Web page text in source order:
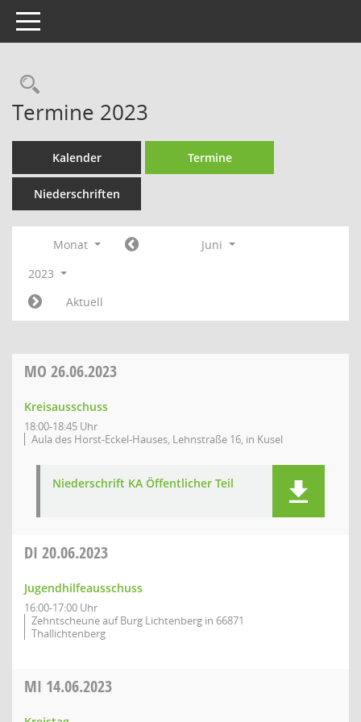
Toggle navigation
Rechercheauswahl
Termine 2023
Kalender Termine
Niederschriften
Monat
Juni
2023
Aktuell
MO 26.06.2023
Kreisausschuss
18:00-18:45 Uhr
Aula des Horst-Eckel-Hauses, Lehnstraße 16, in Kusel
Niederschrift KA Öffentlicher Teil
DI 20.06.2023
Jugendhilfeausschuss
16:00-17:00 Uhr
Zehntscheune auf Burg Lichtenberg in 66871
Thallichtenberg
MI 14.06.2023